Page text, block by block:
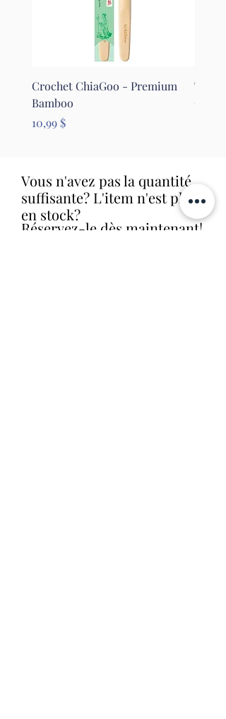
Crochet ChiaGoo - Premium
Bamboo
Prix
10,99 $
Tapis
Clover
Vous n'avez pas la quantité
suffisante? L'item n'est plus
en stock?
Réservez-le dès maintenant!